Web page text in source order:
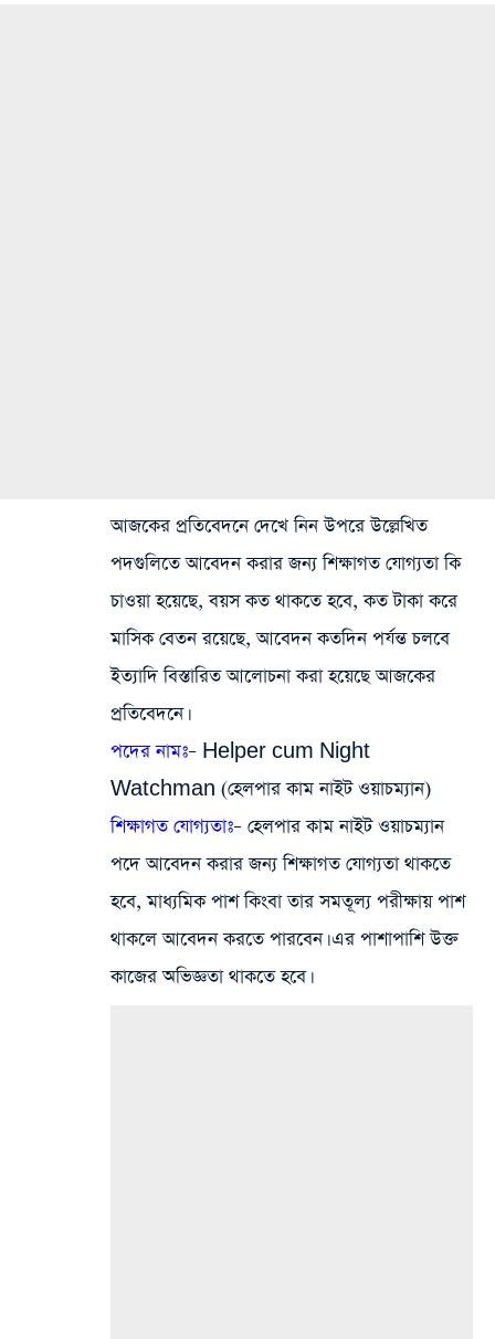
আজকের প্রতিবেদনে দেখে নিন উপরে উল্লেখিত
পদগুলিতে আবেদন করার জন্য শিক্ষাগত যোগ্যতা কি
চাওয়া হয়েছে, বয়স কত থাকতে হবে, কত টাকা করে
মাসিক বেতন রয়েছে, আবেদন কতদিন পর্যন্ত চলবে
ইত্যাদি বিস্তারিত আলোচনা করা হয়েছে আজকের
প্রতিবেদনে।
পদের নামঃ– Helper cum Night
Watchman (হেলপার কাম নাইট ওয়াচম্যান)
শিক্ষাগত যোগ্যতাঃ– হেলপার কাম নাইট ওয়াচম্যান
পদে আবেদন করার জন্য শিক্ষাগত যোগ্যতা থাকতে
হবে, মাধ্যমিক পাশ কিংবা তার সমতূল্য পরীক্ষায় পাশ
থাকলে আবেদন করতে পারবেন। এর পাশাপাশি উক্ত
কাজের অভিজ্ঞতা থাকতে হবে।